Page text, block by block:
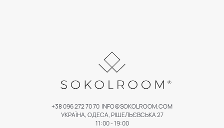
+38 096 272 70 70 INFO@SOKOLROOM.COM
УКРАЇНА, ОДЕСА, РІШЕЛЬЄВСЬКА 27
11:00 - 19:00